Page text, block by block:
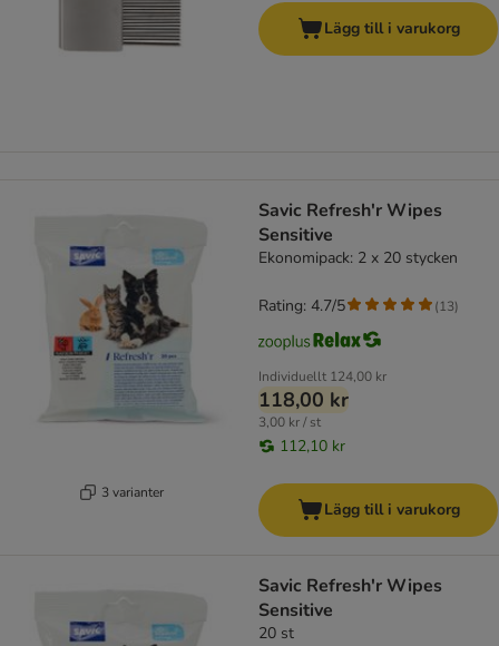
Lägg till i varukorg
3 varianter
Savic Refresh'r Wipes
Sensitive
Ekonomipack: 2 x 20 stycken
Individuellt 124,00 kr
118,00 kr
3,00 kr / st
112,10 kr
Rating: 4.7/5 (13)
Lägg till i varukorg
Savic Refresh'r Wipes
Sensitive
20 st